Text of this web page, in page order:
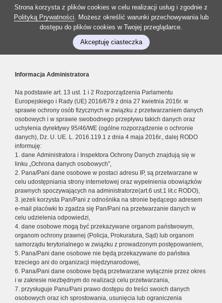
Strona korzysta z plików cookies w celu realizacji usług i zgodnie z
Polityką Prywatności. Możesz określić warunki przechowywania lub
dostępu do plików cookies w Twojej przeglądarce.
Akceptuję ciasteczka
Informacja Administratora
Na podstawie art. 13 ust. 1 i 2 Rozporządzenia Parlamentu
Europejskiego i Rady (UE) 2016/679 z dnia 27 kwietnia 2016r. w
sprawie ochrony osób fizycznych w związku z przetwarzaniem danych
osobowych i w sprawie swobodnego przepływu takich danych oraz
uchylenia dyrektywy 95/46/WE (ogólne rozporządzenie o ochronie
danych), Dz. U. UE. L. 2016.119.1 z dnia 4 maja 2016r., dalej RODO
informuję:
1. dane Administratora i Inspektora Ochrony Danych znajdują się w
linku „Ochrona danych osobowych”,
2. Pana/Pani dane osobowe w postaci adresu IP, są przetwarzane w
celu udostępniania strony internetowej oraz wypełnienia obowiązków
prawnych spoczywających na administratorze(art.6 ust.1 lit.c RODO),
3. jeżeli korzysta Pan/Pani z odnośnika na stronie będącego adresem
e-mail placówki to zgadza się Pan/Pani na przetwarzanie danych w
celu udzielenia odpowiedzi,
4. dane osobowe mogą być przekazywane organom państwowym,
organom ochrony prawnej (Policja, Prokuratura, Sąd) lub organom
samorządu terytorialnego w związku z prowadzonym postępowaniem,
5. Pana/Pani dane osobowe nie będą przekazywane do państwa
trzeciego ani do organizacji międzynarodowej,
6. Pana/Pani dane osobowe będą przetwarzane wyłącznie przez okres
i w zakresie niezbędnym do realizacji celu przetwarzania,
7. przysługuje Panu/Pani prawo dostępu do treści swoich danych
osobowych oraz ich sprostowania, usunięcia lub ograniczenia